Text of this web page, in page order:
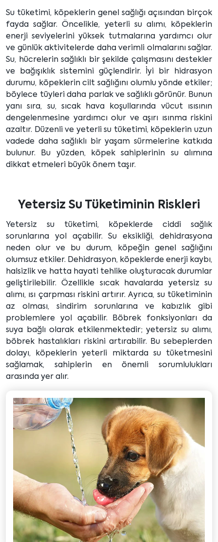
Su tüketimi, köpeklerin genel sağlığı açısından birçok
fayda sağlar. Öncelikle, yeterli su alımı, köpeklerin
enerji seviyelerini yüksek tutmalarına yardımcı olur
ve günlük aktivitelerde daha verimli olmalarını sağlar.
Su, hücrelerin sağlıklı bir şekilde çalışmasını destekler
ve bağışıklık sistemini güçlendirir. İyi bir hidrasyon
durumu, köpeklerin cilt sağlığını olumlu yönde etkiler;
böylece tüyleri daha parlak ve sağlıklı görünür. Bunun
yanı sıra, su, sıcak hava koşullarında vücut ısısının
dengelenmesine yardımcı olur ve aşırı ısınma riskini
azaltır. Düzenli ve yeterli su tüketimi, köpeklerin uzun
vadede daha sağlıklı bir yaşam sürmelerine katkıda
bulunur. Bu yüzden, köpek sahiplerinin su alımına
dikkat etmeleri büyük önem taşır.
Yetersiz Su Tüketiminin Riskleri
Yetersiz su tüketimi, köpeklerde ciddi sağlık
sorunlarına yol açabilir. Su eksikliği, dehidrasyona
neden olur ve bu durum, köpeğin genel sağlığını
olumsuz etkiler. Dehidrasyon, köpeklerde enerji kaybı,
halsizlik ve hatta hayati tehlike oluşturacak durumlar
geliştirilebilir. Özellikle sıcak havalarda yetersiz su
alımı, ısı çarpması riskini artırır. Ayrıca, su tüketiminin
az olması, sindirim sorunlarına ve kabızlık gibi
problemlere yol açabilir. Böbrek fonksiyonları da
suya bağlı olarak etkilenmektedir; yetersiz su alımı,
böbrek hastalıkları riskini artırabilir. Bu sebeplerden
dolayı, köpeklerin yeterli miktarda su tüketmesini
sağlamak, sahiplerin en önemli sorumlulukları
arasında yer alır.